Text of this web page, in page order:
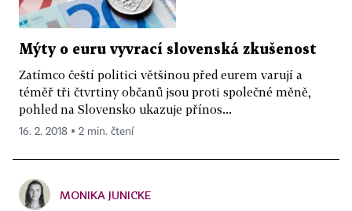
Mýty o euru vyvrací slovenská zkušenost
Zatímco čeští politici většinou před eurem varují a
téměř tři čtvrtiny občanů jsou proti společné měně,
pohled na Slovensko ukazuje přínos...
16. 2. 2018 ▪ 2 min. čtení
MONIKA JUNICKE